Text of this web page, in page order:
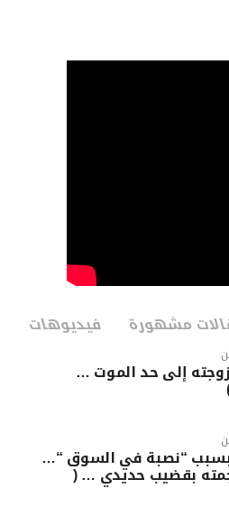
مشهورة فيديوهات
إلى حد الموت …
بسبب “نصبة في السوق “…
بقضيب حديدي … (